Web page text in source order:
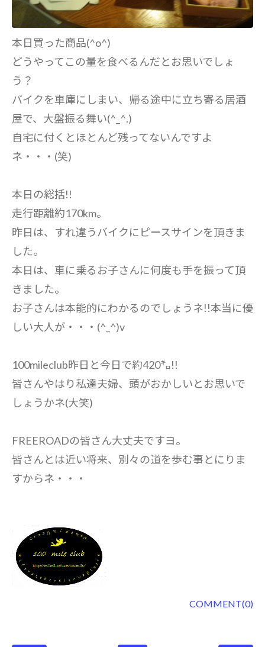
本日買った商品(^o^)
どうやってこの量を食べるんだとお思いでしょ
う？
バイクを車庫にしまい、帰る途中に立ち寄る居酒
屋で、大盤振る舞い(^_^.)
自宅に付くとほとんど残ってないんですよ
ネ・・・(笑)
本日の総括!!
走行距離約170km。
昨日は、すれ違うバイクにピースサインを頂きま
した。
本日は、車に乗るお子さんに何度も手を振って頂
きました。
お子さんは本能的にわかるのでしょうネ!!本当に優
しい大人が・・・(^_^)v
100mileclub昨日と今日で約420㌔!!
皆さんやはり私達夫婦、頭がおかしいとお思いで
しょうかネ(大笑)
FREEROADの皆さん大丈夫ですヨ。
皆さんとは近い将来、別々の道を歩む事とにりま
すからネ・・・
COMMENT(0)